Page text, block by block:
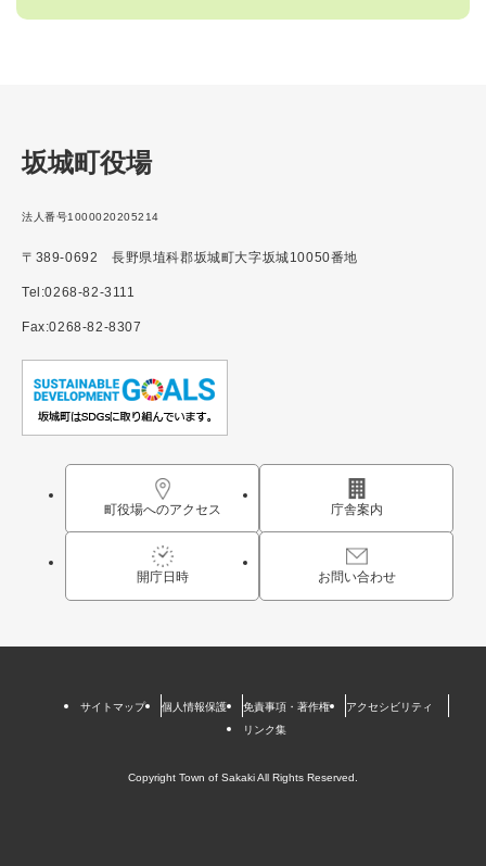
坂城町役場
法人番号1000020205214
〒389-0692 長野県埴科郡坂城町大字坂城10050番地
Tel:0268-82-3111
Fax:0268-82-8307
町役場へのアクセス 庁舎案内
開庁日時 お問い合わせ
サイトマップ 個人情報保護 免責事項・著作権
アクセシビリティ
リンク集
Copyright Town of Sakaki All Rights Reserved.